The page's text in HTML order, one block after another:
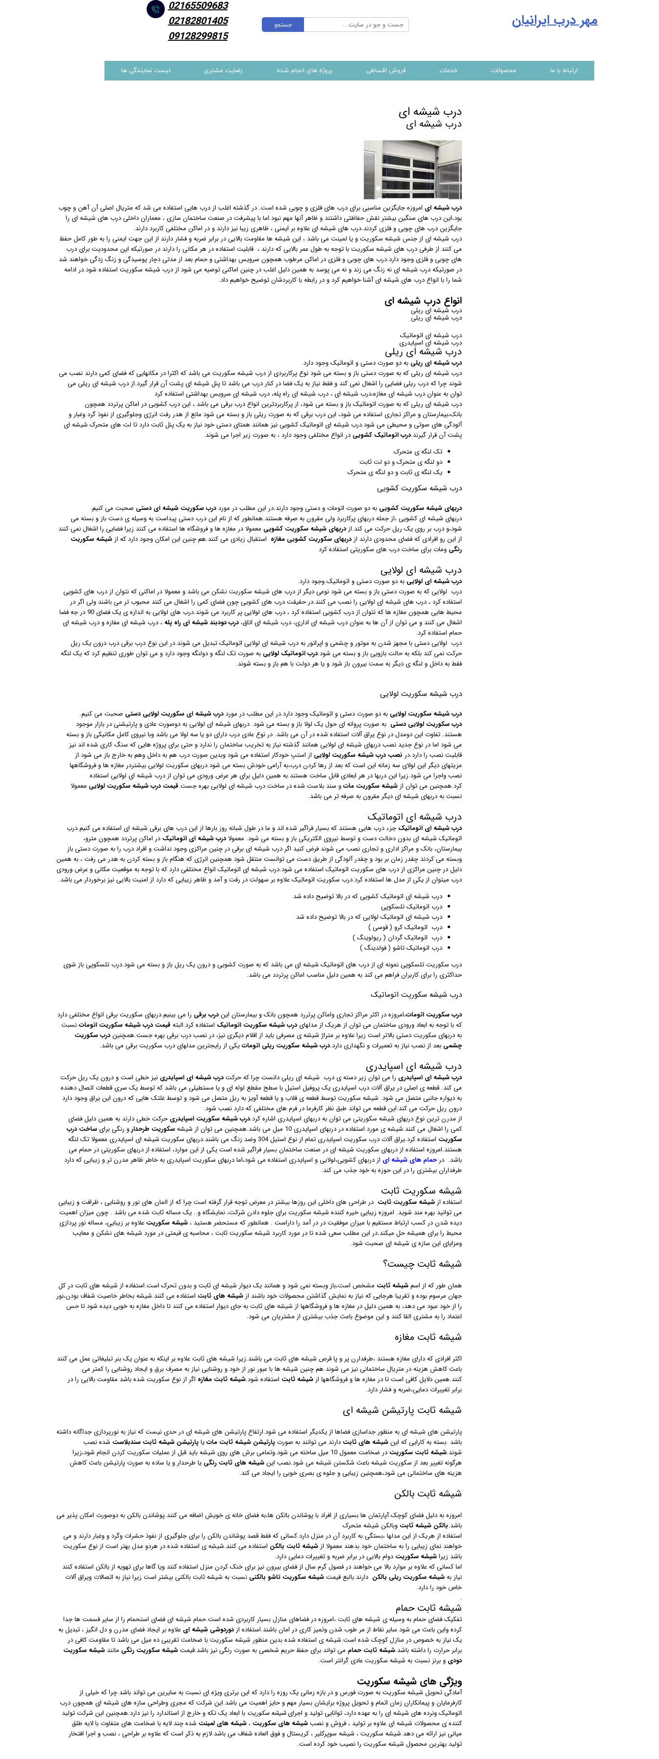
ارتباط با ما محصولات خدمات فروش اقساطی پروژه های انجام شده رضایت مشتری لیست نمایندگی ها
جستجو مهر درب ایرانیان
02165509683
02182801405
09128299815
درب شیشه ای
درب شیشه ای
درب شیشه ای امروزه جایگزین مناسبی برای درب های فلزی و چوبی شده است. در گذشته اغلب از درب هایی استفاده می شد که متریال اصلی آن آهن و چوب
بود،این درب های سنگین بیشتر نقش حفاظتی داشتند و ظاهر آنها مهم نبود.اما با پیشرفت در صنعت ساختمان سازی ، معماران داخلی درب های شیشه ای را
جایگزین درب های چوبی و فلزی کردند.درب های شیشه ای علاوه بر ایمنی ، ظاهری زیبا نیز دارند و در اماکن مختلفی کاربرد دارند.
درب شیشه ای از جنس شیشه سکوریت و یا لمینت می باشد ، این شیشه ها مقاومت بالایی در برابر ضربه و فشار دارند از این جهت ایمنی را به طور کامل حفظ
می کنند از طرفی درب های شیشه سکوریت با توجه به طول عمر بالایی که دارند ، قابلیت استفاده در هر مکانی را دارند در صورتیکه این محدودیت برای درب
های چوبی و فلزی وجود دارد.درب های چوبی و فلزی در اماکن مرطوب همچون سرویس بهداشتی و حمام بعد از مدتی دچار پوسیدگی و زنگ زدگی خواهند شد
در صورتیکه درب شیشه ای نه زنگ می زند و نه می پوسد به همین دلیل اغلب در چنین اماکنی توصیه می شود از درب شیشه سکوریت استفاده شود.در ادامه
شما را با انواع درب های شیشه ای آشنا خواهیم کرد و در رابطه با کاربردشان توضیح خواهیم داد.
انواع درب شیشه ای
درب شیشه ای ریلی
درب شیشه ای ریلی
درب شیشه ای اتوماتیک
درب شیشه ای اسپایدری
درب شیشه ای ریلی
درب شیشه ای ریلی به دو صورت دستی و اتوماتیک وجود دارد.
درب شیشه ای ریلی که به صورت دستی باز و بسته می شود نوع پرکاربردی از درب شیشه سکوریت می باشد که اکثرا در مکانهایی که فضای کمی دارند نصب می
شوند چرا که درب ریلی فضایی را اشغال نمی کند و فقط نیاز به یک فضا در کنار درب می باشد تا پنل شیشه ای پشت آن قرار گیرد.از درب شیشه ای ریلی می
توان به عنوان درب شیشه ای مغازه،درب شیشه ای ، درب شیشه ای راه پله، درب شیشه ای سرویس بهداشتی استفاده کرد
درب شیشه ای ریلی که به صورت اتوماتیک باز و بسته می شود، از پرکاربردترین انواع درب برقی می باشد ، این درب کشویی در اماکن پرتردد همچون
بانک،بیمارستان و مراکز تجاری استفاده می شود، این درب برقی که به صورت ریلی باز و بسته می شود مانع از هدر رفت انرژی وجلوگیری از نفوذ گرد وغبار و
آلودگی های صوتی و محیطی می شود.درب شیشه ای اتوماتیک کشویی نیز همانند همتای دستی خود نیاز به یک پنل ثابت دارد تا لت های متحرک شیشه ای
پشت آن قرار گیرند.درب اتوماتیک کشویی در انواع مختلفی وجود دارد ، به صورت زیر اجرا می شوند.
تک لنگه ی متحرک
دو لنگه ی متحرک و دو لت ثابت
یک لنگه ی ثابت و دو لنگه ی متحرک
درب شیشه سکوریت کشویی
دربهای شیشه سکوریت کشویی به دو صورت اتومات و دستی وجود دارند.در این مطلب در مورددرب سکوریت شیشه ای دستی صحبت می کنیم.
دربهای شیشه ای کشویی ،از جمله دربهای پرکاربرد ولی مقرون به صرفه هستند.همانطور که از نام این درب دستی پیداست به وسیله ی دست باز و بسته می
شود،و درب بر روی یک ریل حرکت می کند.ازدربهای شیشه سکوریت کشویی معمولا در مغازه ها و فروشگاه ها استفاده می کنند زیرا فضایی را اشغال نمی کنند
از این رو افرادی که فضای محدودی دارند ازدربهای سکوریت کشویی مغازه استقبال زیادی می کنند.هم چنین این امکان وجود دارد که ازشیشه سکوریت
رنگی ومات برای ساخت درب های سکوریتی استفاده کرد
درب شیشه ای لولایی
درب شیشه ای لولایی به دو صورت دستی و اتوماتیک وجود دارد.
درب لولایی که به صورت دستی باز و بسته می شود نوعی دیگر از درب های شیشه سکوریت نشکن می باشد و معمولا در اماکنی که نتوان از درب های کشویی
استفاده کرد ، درب های شیشه ای لولایی را نصب می کنند.در حقیقت درب های کشویی چون فضای کمی را اشغال می کنند محبوب تر می باشند ولی اگر در
محیط هایی همچون مغازه ها که نتوان از درب کشویی استفاده کرد ، درب های لولایی پر کاربرد می شوند.درب های لولایی به اندازه ی یک فضای 90 در جه فضا
اشغال می کنند و می توان از آن ها به عنوان درب شیشه ای اداری، درب شیشه ای اتاق،درب دودبند شیشه ای راه پله ، درب شیشه ای مغازه و درب شیشه ای
حمام استفاده کرد.
درب لولایی دستی با مجهز شدن به موتور و چشمی و اپراتور به درب شیشه ای لولایی اتوماتیک تبدیل می شوند.در این نوع درب برقی درب درون یک ریل
حرکت نمی کند بلکه به حالت بازویی باز و بسته می شود.درب اتوماتیک لولایی به صورت تک لنگه و دولنگه وجود دارد و می توان طوری تنظیم کرد که یک لنگه
فقط به داخل و لنگه ی دیگر به سمت بیرون باز شود و یا هر دولت با هم باز و بسته شوند.
درب شیشه سکوریت لولایی
درب شیشه سکوریت لولایی به دو صورت دستی و اتوماتیک وجود دارد.در این مطلب در مورددرب شیشه ای سکوریت لولایی دستی صحبت می کنیم.
درب سکوریت لولایی دستی به صورت پروانه ای حول یک لولا باز و بسته می شود. دربهای شیشه ای لولایی به دوصورت عادی و پارتیشنی در بازار موجود
هستند. تفاوت این دومدل در نوع یراق آلات استفاده شده در آن می باشد. در نوع عادی درب دارای دو یا سه لولا می باشد وبا نیروی کامل مکانیکی باز و بسته
می شود اما در نوع جدید نصب دربهای شیشه ای لولایی همانند گذشته نیاز به تخریب ساختمان را ندارد و حتی برای پروژه هایی که سنگ کاری شده اند نیز
قابلیت نصب را دارد.در نصب درب شیشه سکوریت لولایی از استپ خودکار استفاده می شود وبدین صورت درب هم به داخل وهم به خارج باز می شود.از
مزیتهای دیگر این لولای سه زمانه این است که بعد از رها کردن درب،به آرامی خودش بسته می شود.دربهای سکوریت لولایی بیشتردر مغازه ها و فروشگاهها
نصب واجرا می شود.زیرا این دربها در هر ابعادی قابل ساخت هستند.به همین دلیل برای هر عرض ورودی می توان از درب شیشه ای لولایی استفاده
کرد.همچنین می توان از شیشه سکوریت ماتو سند بلاست شده در ساخت درب شیشه ای لولایی بهره جست.قیمت درب شیشه سکوریت لولایی معمولا
نسبت به دربهای شیشه ای دیگر مقرون به صرفه تر می باشد.
درب شیشه ای اتوماتیک
درب شیشه ای اتوماتیک جزء درب هایی هستند که بسیار فراگیر شده اند و ما در طول شبانه روز بارها از این درب های برقی شیشه ای استفاده می کنیم.درب
اتوماتیک شیشه ای بدون دخالت دست و توسط نیروی الکتریکی باز و بسته می شود. معمولادرب شیشه ای اتوماتیک در اماکن پرتردد همچون مترو،
بیمارستان، بانک و مراکز اداری و تجاری نصب می شوند فرض کنید اگر درب شیشه ای برقی در چنین مراکزی وجود نداشت و افراد درب را به صورت دستی باز
وبسته می کردند چقدر زمان بر بود و چقدر آلودگی از طریق دست می توانست منتقل شود همچنین انرژی که هنگام باز و بسته کردن به هدر می رفت ، به همین
دلیل در چنین مراکزی از درب های سکوریت اتوماتیک استفاده می شود.درب شیشه ای اتوماتیک انواع مختلفی دارد که با توجه به موقعیت مکانی و عرض ورودی
درب میتوان از یکی از مدل ها استفاده کرد.درب سکوریت اتوماتیک علاوه بر سهولت در رفت و آمد و ظاهر زیبایی که دارد از امنیت بالایی نیز برخوردار می باشد.
درب شیشه ای اتوماتیک کشویی که در بالا توضیح داده شد
درب اتوماتیک تلسکوپی
درب شیشه ای اتوماتیک لولایی که در بالا توضیح داده شد
درب اتوماتیک کرو ( قوسی )
درب اتوماتیک گردان ( ریولوینگ )
درب اتوماتیک تاشو ( فولدینگ )
درب سکوریت تلسکوپی نمونه ای از درب های اتوماتیک شیشه ای می باشد که به صورت کشویی و درون یک ریل باز و بسته می شود.درب تلسکوپی باز شوی
حداکثری را برای کاربران فراهم می کند به همین دلیل مناسب اماکن پرتردد می باشد.
درب شیشه سکوریت اتوماتیک
درب سکوریت اتومات،امروزه در اکثر مراکز تجاری واماکن پرتررد همچون بانک و بیمارستان ایندرب برقی را می بینیم.دربهای سکوریت برقی انواع مختلفی دارد
که با توجه به ابعاد ورودی ساختمان می توان از هریک از مدلهایدرب شیشه سکوریت اتوماتیک استفاده کرد.البته قیمت درب شیشه سکوریت اتوماتنسبت
به دربهای سکوریت دستی بالاتر است زیرا علاوه بر متراژ شیشه ی مصرفی باید از اقلام دیگری نیز، در نصب درب برقی بهره جست.همچنیندرب سکوریت
چشمی بعد از نصب نیاز به تعمیرات و نگهداری دارد.درب شیشه سکوریت ریلی اتوماتیکی از رایجترین مدلهای درب سکوریت برقی می باشد.
درب شیشه ای اسپایدری
درب شیشه ای اسپایدری را می توان زیر دسته ی درب شیشه ای ریلی دانست چرا که حرکتدرب شیشه ای اسپایدرینیز خطی است و درون یک ریل حرکت
می کند. قطعه ی اصلی در یراق آلات درب اسپایدری یک پروفیل استیل با سطح مقطع لوله ای و یا مستطیلی می باشد که توسط یک سری قطعات اتصال دهنده
به دیواره جانبی متصل می شود. شیشه سکوریت توسط قطعه ی قلاب و یا قطعه آویز به ریل متصل می شود و توسط غلتک هایی که درون این یراق وجود دارد
درون ریل حرکت می کند.این قطعه می تواند طبق نظر کارفرما در فرم های مختلفی که دارد نصب شود.
از مدرن ترین نوع دربهای شیشه سکوریتی می توان به دربهای اسپایدری اشاره کرد.درب شیشه سکوریت اسپایدری حرکت خطی دارند به همین دلیل فضای
کمی را اشغال می کنند.شیشه ی مورد استفاده در دربهای اسپایدری 10 میل می باشد.همچنین می توان از شیشه
سکوریت طرحدارو رنگی برایساخت درب
سکوریت
استفاده کرد.یراق آلات درب سکوریت اسپایدری تمام از نوع استیل 304 وضد زنگ می باشند.دربهای سکوریت شیشه ای اسپایدری معمولا تک لنگه
هستند.امروزه استفاده از دربهای سکوریت شیشه ای در صنعت ساختمان بسیار فراگیر شده است یکی از این موارد، استفاده از دربهای سکوریتی در حمام می
باشد. درحمام های شیشه ای از دربهای کشویی،لولایی و اسپایدری استفاده می شود،اما دربهای سکوریت اسپایدری به خاطر ظاهر مدرن تر و زیبایی که دارد
طرفداران بیشتری را در این حوزه به خود جذب می کند.
شیشه سکوریت ثابت
استفاده از شیشه سکوریت ثابت در طراحی های داخلی این روزها بیشتر در معرض توجه قرار گرفته است چرا که از المان های نور و روشنایی ، ظرافت و زیبایی
می توانید بهره مند شوید. امروزه زیبایی خیره کننده شیشه سکوریت برای جلوه دادن شرکت، نمایشگاه و.. یک مساله ثابت شده می باشد . چون میزان اهمیت
دیده شدن در کسب ارتباط مستقیم با میزان موفقیت در در آمد را داراست . همانطور که مستحضر هستید ،شیشه سکوریت علاوه بر زیبایی، مساله نور پردازی
محیط را برای همیشه حل میکند.در این مطلب سعی شده تا در مورد کاربرد شیشه سکوریت ثابت ، محاسبه ی قیمتی در مورد شیشه های نشکن و معایب
ومزایای این سازه ی شیشه ای صحبت شود.
شیشه ثابت چیست؟
همان طور که از اسمشیشه ثابت مشخص است،باز وبسته نمی شود و همانند یک دیوار شیشه ای ثابت و بدون تحرک است.استفاده از شیشه های ثابت در کل
جهان مرسوم بوده و تقریبا هرجایی که نیاز به نمایش گذاشتن محصولات خود باشند ازشیشه های ثابت استفاده می کنند.شیشه بخاطر خاصیت شفاف بودن،نور
را از خود عبود می دهد، به همین دلیل در مغازه ها و فروشگاهها از شیشه های ثابت به جای دیوار استفاده می کنند تا داخل مغازه به خوبی دیده شود تا حس
اعتماد را به مشتری القا کنند و این موضوع باعث جذب بیشتری از مشتریان می شود.
شیشه ثابت مغازه
اکثر افرادی که دارای مغازه هستند ،طرفدارن پر و پا قرص شیشه های ثابت می باشند.زیرا شیشه های ثابت علاوه بر اینکه به عنوان یک بنر تبلیغاتی عمل می کنند
باعث کاهش هزینه در متریال ساختمانی نیز می شوند.هم چنین شیشه ها با عبور نور از خود و روشنایی نیاز به مصرف برق و ایجاد روشنایی را کمتر می
کنند.همین دلایل کافی است تا در مغازه ها و فروشگاهها از شیشه ثابت استفاده شود.شیشه ثابت مغازه اگر از نوع سکوریت شده باشد مقاومت بالایی را در
برابر تغییرات دمایی،ضربه و فشار دارد.
شیشه ثابت پارتیشن شیشه ای
پارتیشن های شیشه ای به منظور جداسازی فضاها از یکدیگر استفاده می شود.ارتفاع پارتیشن های شیشه ای در حدی نیست که نیاز به نورپردازی جداگانه داشته
باشد .بسته به کارایی که اینشیشه های ثابت دارند می توانند به صورتپارتیشن شیشه ثابت ماتیاپارتیشن شیشه ثابت سندبلاست شده نصب
شوند.شیشه ثابت سکوریت
در ضخامت معمول 10 میل ساخته می شود.وتمامی برش های روی شیشه باید قبل از عملیات سکوریت کردن انجام شود،زیرا
هرگونه تغییر بعد از سکوریت شیشه باعث شکستن شیشه می شود.نصب اینشیشه های ثابت رنگی یا طرحدار و یا ساده به صورت پارتیشن باعث کاهش
هزینه های ساختمانی می شود،همچنین زیبایی و جلوه ی بصری خوبی را ایجاد می کند.
شیشه ثابت بالکن
امروزه به دلیل فضای کوچک آپارتمان ها بسیاری از افراد با پوشاندن بالکن ها،به فضای خانه ی خویش اضافه می کنند.پوشاندن بالکن به دوصورت امکان پذیر می
باشد.بالکن شیشه ثابت وبالکن شیشه متحرک
استفاده از هریک از این مدلها ،بستگی به کاربرد آن در منزل دارد.کسانی که فقط قصد پوشاندن بالکن را برای جلوگیری از نفوذ حشرات وگرد و وغبار دارند و می
خواهند نمای زیبایی را به ساختمان خود بدهند معمولا از شیشه ثابت بالکن استفاده می کنند.شیشه ی استفاده شده در هردو مدل بهتر است از نوع سکوریت
باشد زیراشیشه سکوریت دوام بالایی در برابر ضربه و تغییرات دمایی دارد.
اما کسانی که علاوه بر موارد بالا می خواهند در فصول گرم سال از فضای بیرون نیز برای خنک کردن منزل استفاده کنند ویا گاها برای تهویه از بالکن استفاده کنند
نیاز بهشیشه سکوریت ریلی بالکن دارند.بالبع قیمتشیشه سکوریت تاشو بالکنی نسبت به شیشه ثابت بالکنی بیشتر است زیرا نیاز به اتصالات ویراق آلات
خاص خود را دارد.
.
شیشه ثابت حمام
تفکیک فضای حمام به وسیله ی شیشه های ثابت ،امروزه در فضاهای منازل بسیار کاربردی شده است.حمام شیشه ای فضای استحمام را از سایر قسمت ها جدا
کرده واین باعث می شود سایر نقاط از مر طوب شدن وتمیز کاری در امان باشند.استفاده ازدوردوشی شیشه ای علاوه بر ایجاد فضای مدرن و دل انگیز ، تبدیل به
یک نیاز به خصوص در منازل کوچک شده است.شیشه ی استفاده شده بدین منظور شیشه سکوریت با ضخامت تقریبی ده میل می باشد تا مقاومت کافی در
برابر حرارت را داشته باشد.شیشه ثابت حمام می تواند برای حفظ حریم شخصی به صورت رنگی نیز باشد.قیمتشیشه سکوریت رنگی مانندشیشه سکوریت
دودی و برنز نسبت به شیشه سکوریت عادی گرانتر است.
ویژگی هایشیشه سکوریت
آمادگی تحویل شیشه سکوریت به صورت فورس و در بازه زمانی یک روزه را دارد که این برتری ویژه ای نسبت به سایرین می تواند باشد چرا که خیلی از
کارفرمایان و پیمانکاران زمان اتمام و تحویل پروژه برایشان بسیار مهم و حایز اهمیت می باشد.این شرکت که مجری وطراحی سازه های شیشه ای همچون درب
اتوماتیک ونرده های شیشه ای را به عهده دارد، توانایی تولید و اجرایشیشه سکوریت با ابعاد یک تکه و خارج از استاندارد را نیز دارد.همچنین این شرکت تولید
کننده ی محصولات شیشه ای علاوه بر تولید ، فروش و نصبشیشه های سکوریت ،شیشه های لمینت شده چند لایه با ضخامت های متفاوت با لایه طلق
میانی نیز ارائه می دهد.شیشه سکوریت ، شیشه سوپرکلیر ، کریستال و فوق العاده شفاف می باشد.لازم به ذکر است که علاوه بر طراحی ، نصب و اجرا افتخار
تولید بهترین محصول شیشه سکوریت را نصیب خود کرده است.